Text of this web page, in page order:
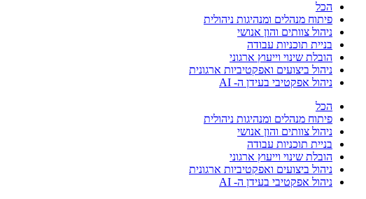
הכל
פיתוח מנהלים ומנהיגות ניהולית
ניהול צוותים והון אנושי
בניית תוכניות עבודה
הובלת שינוי וייעוץ ארגוני
ניהול ביצועים ואפקטיביות ארגונית
ניהול אפקטיבי בעידן ה- AI
הכל
פיתוח מנהלים ומנהיגות ניהולית
ניהול צוותים והון אנושי
בניית תוכניות עבודה
הובלת שינוי וייעוץ ארגוני
ניהול ביצועים ואפקטיביות ארגונית
ניהול אפקטיבי בעידן ה- AI